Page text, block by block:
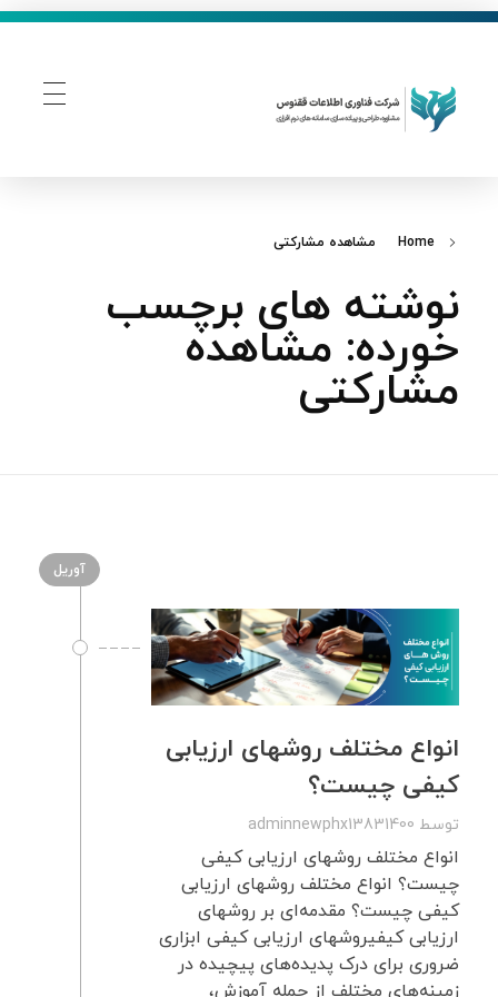
Home مشاهده مشارکتی
نوشته های برچسب
خورده: مشاهده
مشارکتی
آوریل
انواع مختلف روشهای ارزیابی
کیفی چیست؟
توسط adminnewphx13831400
انواع مختلف روشهای ارزیابی کیفی
چیست؟ انواع مختلف روشهای ارزیابی
کیفی چیست؟ مقدمه‌ای بر روشهای
ارزیابی کیفیروشهای ارزیابی کیفی ابزاری
ضروری برای درک پدیده‌های پیچیده در
زمینه‌های مختلف از جمله آموزش،